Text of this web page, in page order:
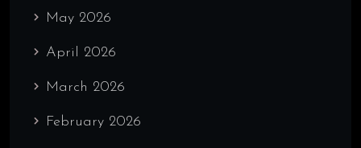
May 2026
April 2026
March 2026
February 2026